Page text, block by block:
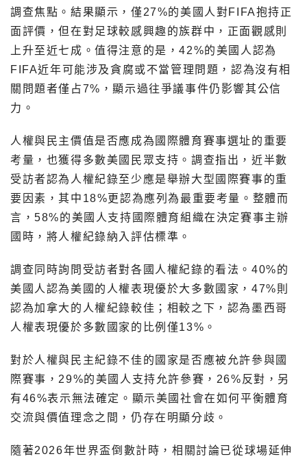
調查焦點。結果顯示，僅27%的美國人對FIFA抱持正
面評價，但在對足球較感興趣的族群中，正面觀感則
上升至近七成。值得注意的是，42%的美國人認為
FIFA近年可能涉及貪腐或不當管理問題，認為沒有相
關問題者僅占7%，顯示過往爭議事件仍影響其公信
力。
人權與民主價值是否應成為國際體育賽事選址的重要
考量，也獲得多數美國民眾支持。調查指出，近半數
受訪者認為人權紀錄至少應是舉辦大型國際賽事的重
要因素，其中18%更認為應列為最重要考量。整體而
言，58%的美國人支持國際體育組織在決定賽事主辦
國時，將人權紀錄納入評估標準。
調查同時詢問受訪者對各國人權紀錄的看法。40%的
美國人認為美國的人權表現優於大多數國家，47%則
認為加拿大的人權紀錄較佳；相較之下，認為墨西哥
人權表現優於多數國家的比例僅13%。
對於人權與民主紀錄不佳的國家是否應被允許參與國
際賽事，29%的美國人支持允許參賽，26%反對，另
有46%表示無法確定。顯示美國社會在如何平衡體育
交流與價值理念之間，仍存在明顯分歧。
隨著2026年世界盃倒數計時，相關討論已從球場延伸